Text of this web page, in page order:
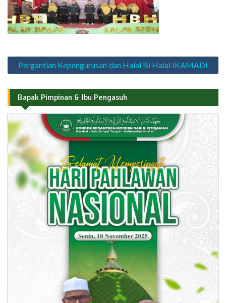
Navigasi
pos
Pergantian Kepengurusan dan Halal Bi Halal IKAMADI
Bapak Pimpinan & Ibu Pengasuh